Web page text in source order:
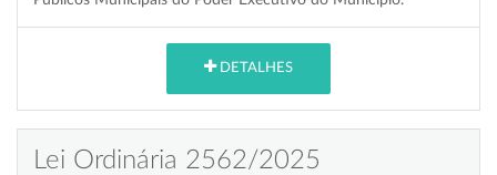
DETALHES
Lei Ordinária 2562/2025